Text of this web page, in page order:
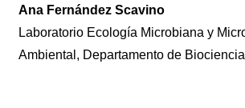
Ana Fernández Scavino
Laboratorio Ecología Microbiana y
Ambiental, Departamento de